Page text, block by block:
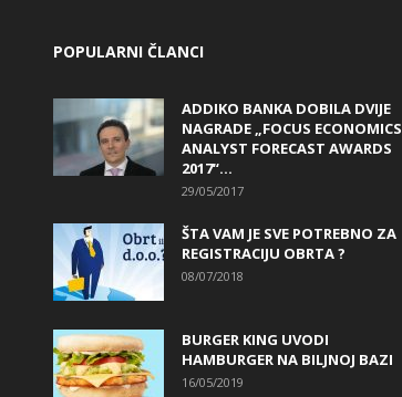
POPULARNI ČLANCI
ADDIKO BANKA DOBILA DVIJE
NAGRADE „FOCUS ECONOMICS
ANALYST FORECAST AWARDS
2017“...
29/05/2017
ŠTA VAM JE SVE POTREBNO ZA
REGISTRACIJU OBRTA ?
08/07/2018
BURGER KING UVODI
HAMBURGER NA BILJNOJ BAZI
16/05/2019